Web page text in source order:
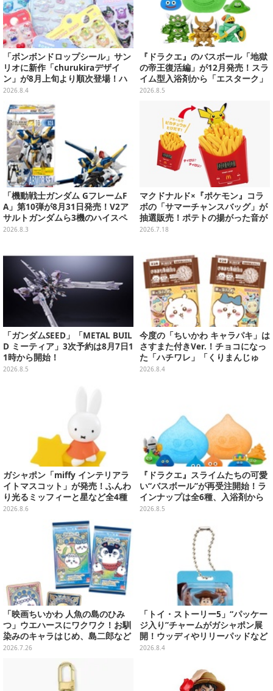
「ボンボンドロップシール」サン
リオに新作「churukiraデザイ
ン」が8月上旬より順次登場！ハ
ローキティ、はぴだんぶいなど全
2026.8.4
『ドラクエ』のバスボール「地獄
の帝王復活編」が12月発売！スラ
イム型入浴剤から「エスターク」
「デスピサロ」ら6体が飛び出す
2026.8.5
「機動戦士ガンダム GフレームF
A」第10弾が8月31日発売！V2ア
サルトガンダムら3機のハイスペ
ック可動フィギュア
2026.8.3
マクドナルド×『ポケモン』コラ
ボの「サマーチャンスバッグ」が
抽選販売！ポテトの揚がった音が
流れる「とびだすピカチュウ ポテ
2026.7.18
「ガンダムSEED」「METAL BUIL
D ミーティア」3次予約は8月7日1
1時から開始！
2026.8.5
今度の「ちいかわ キャラパキ」は
さすまた付きVer.！チョコになっ
た「ハチワレ」「くりまんじゅ
う」たちも可愛い全8種
2026.8.4
ガシャポン「miffy インテリアラ
イトマスコット」が発売！ふんわ
り光るミッフィーと星など全4種
ラインナップ
2026.8.6
『ドラクエ』スライムたちの可愛
い“バスボール”が再受注開始！ラ
インナップは全6種、入浴剤から
モンスターのフィギュアが出てく
2026.8.5
「映画ちいかわ 人魚の島のひみ
つ」ウエハースにワクワク！お馴
染みのキャラはじめ、島二郎など
セイレーン編カード全22種
2026.7.26
「トイ・ストーリー5」“パッケー
ジ入り”チャームがガシャポン展
開！ウッディやリリーパッドなど
全5種、裏面はキャラクターごと
2026.8.4